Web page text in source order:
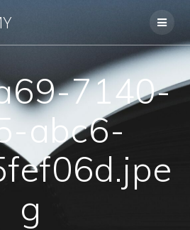
7140-
abc6-
g